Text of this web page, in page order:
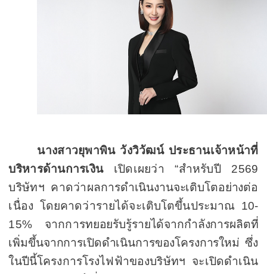
นางสาวยุพาพิน วังวิวัฒน์ ประธานเจ้าหน้าที่
บริหารด้านการเงิน เปิดเผยว่า“สำหรับปี 2569
บริษัทฯ คาดว่าผลการดำเนินงานจะเติบโตอย่างต่อ
เนื่อง โดยคาดว่ารายได้จะเติบโตขึ้นประมาณ 10-
15% จากการทยอยรับรู้รายได้จากกำลังการผลิตที่
เพิ่มขึ้นจากการเปิดดำเนินการของโครงการใหม่ ซึ่ง
ในปีนี้โครงการโรงไฟฟ้าของบริษัทฯ จะเปิดดำเนิน